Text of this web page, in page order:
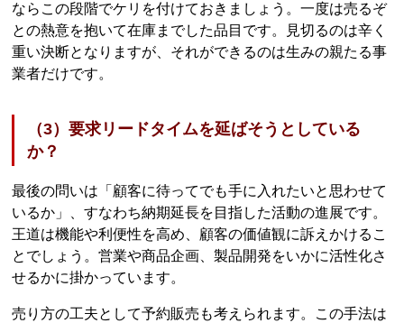
ならこの段階でケリを付けておきましょう。一度は売るぞ
との熱意を抱いて在庫までした品目です。見切るのは辛く
重い決断となりますが、それができるのは生みの親たる事
業者だけです。
（3）要求リードタイムを延ばそうとしている
か？
最後の問いは「顧客に待ってでも手に入れたいと思わせて
いるか」、すなわち納期延長を目指した活動の進展です。
王道は機能や利便性を高め、顧客の価値観に訴えかけるこ
とでしょう。営業や商品企画、製品開発をいかに活性化さ
せるかに掛かっています。
売り方の工夫として予約販売も考えられます。この手法は